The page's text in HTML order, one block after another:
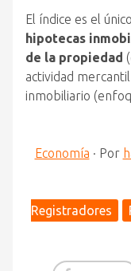
El índice es el
hipotecas
de la propiedad
actividad
inmobiliario
Economía · Por
Registradores